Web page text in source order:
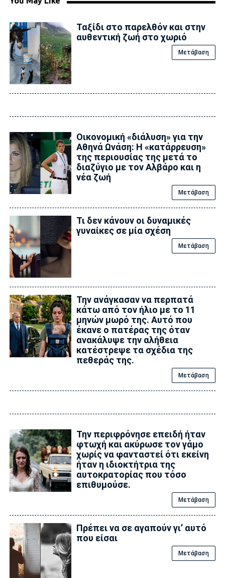
Ταξίδι στο παρελθόν και στην
αυθεντική ζωή στο χωριό
Μετάβαση
Οικονομική «διάλυση» για την
Αθηνά Ωνάση: Η «κατάρρευση»
της περιουσίας της μετά το
διαζύγιο με τον Αλβάρο και η
νέα ζωή
Μετάβαση
Τι δεν κάνουν οι δυναμικές
γυναίκες σε μία σχέση
Μετάβαση
Την ανάγκασαν να περπατά
κάτω από τον ήλιο με το 11
μηνών μωρό της. Αυτό που
έκανε ο πατέρας της όταν
ανακάλυψε την αλήθεια
κατέστρεψε τα σχέδια της
πεθεράς της.
Μετάβαση
Την περιφρόνησε επειδή ήταν
φτωχή και ακύρωσε τον γάμο
χωρίς να φανταστεί ότι εκείνη
ήταν η ιδιοκτήτρια της
αυτοκρατορίας που τόσο
επιθυμούσε.
Μετάβαση
Πρέπει να σε αγαπούν γι’ αυτό
που είσαι
Μετάβαση